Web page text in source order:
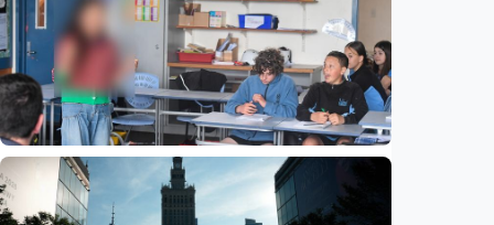
Humaniora
Beijing jadi ibu kota arsitektur dunia
UNESCO-UIA 2029. Apa alasannya?
Indonesia•06 Aug 2026
Humaniora
Sekolah di Selandia Baru tambah mata